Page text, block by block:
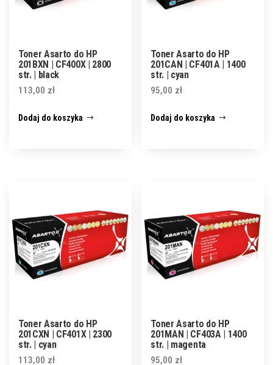
Toner Asarto do HP
201BXN | CF400X | 2800
str. | black
113,00 zł
Dodaj do koszyka
Toner Asarto do HP
201CAN | CF401A | 1400
str. | cyan
95,00 zł
Dodaj do koszyka
Toner Asarto do HP
201CXN | CF401X | 2300
str. | cyan
113,00 zł
Toner Asarto do HP
201MAN | CF403A | 1400
str. | magenta
95,00 zł